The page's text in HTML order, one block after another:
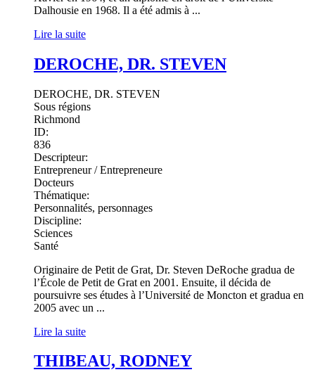
Dalhousie en 1968. Il a été admis à ...
Lire la suite
DEROCHE, DR. STEVEN
DEROCHE, DR. STEVEN
Sous régions
Richmond
ID:
836
Descripteur:
Entrepreneur / Entrepreneure
Docteurs
Thématique:
Personnalités, personnages
Discipline:
Sciences
Santé
Originaire de Petit de Grat, Dr. Steven DeRoche gradua de
l’École de Petit de Grat en 2001. Ensuite, il décida de
poursuivre ses études à l’Université de Moncton et gradua en
2005 avec un ...
Lire la suite
THIBEAU, RODNEY